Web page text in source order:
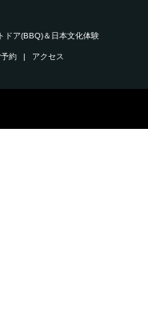
ドア(BBQ)＆日本文化体験
予約 アクセス